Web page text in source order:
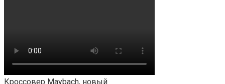
Кроссовер Maybach, новый